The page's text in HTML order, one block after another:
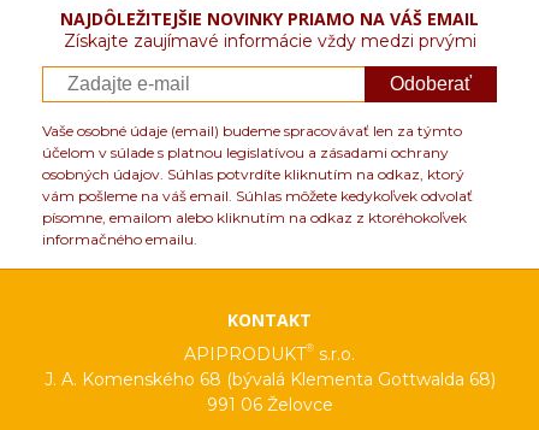
NAJDÔLEŽITEJŠIE NOVINKY PRIAMO NA VÁŠ EMAIL
Získajte zaujímavé informácie vždy medzi prvými
Odoberať
Vaše osobné údaje (email) budeme spracovávať len za týmto
účelom v súlade s platnou legislatívou a zásadami ochrany
osobných údajov. Súhlas potvrdíte kliknutím na odkaz, ktorý
vám pošleme na váš email. Súhlas môžete kedykoľvek odvolať
písomne, emailom alebo kliknutím na odkaz z ktoréhokoľvek
informačného emailu.
KONTAKT
APIPRODUKT® s.r.o.
J. A. Komenského 68 (bývalá Klementa Gottwalda 68)
991 06 Želovce